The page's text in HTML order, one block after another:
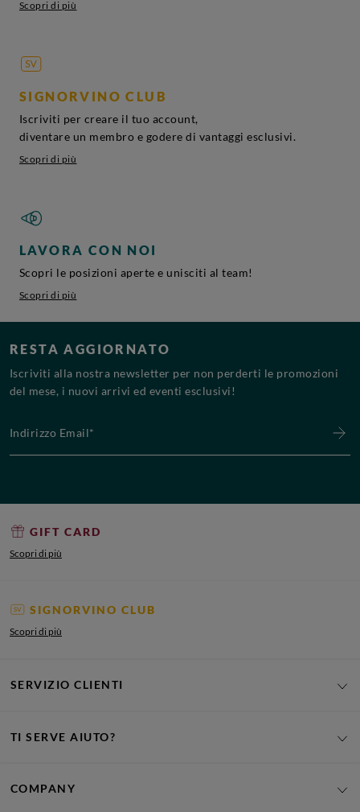
Scopri di più
SIGNORVINO CLUB
Iscriviti per creare il tuo account,
diventare un membro e godere di vantaggi esclusivi.
Scopri di più
LAVORA CON NOI
Scopri le posizioni aperte e unisciti al team!
Scopri di più
RESTA AGGIORNATO
Iscriviti alla nostra newsletter per non perderti le promozioni
del mese, i nuovi arrivi ed eventi esclusivi!
GIFT CARD
Scopri di più
SIGNORVINO CLUB
Scopri di più
SERVIZIO CLIENTI
TI SERVE AIUTO?
COMPANY